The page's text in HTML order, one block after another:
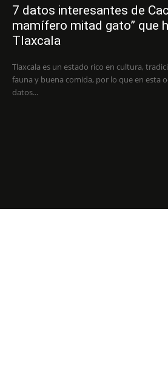
7 datos interesantes de
mamífero mitad gato” que
Tlaxcala
Tlaxcala es un estado rico en cultura,
fauna y buena comida, por lo que en esta
datos...